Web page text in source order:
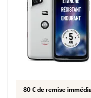
80 € de remise